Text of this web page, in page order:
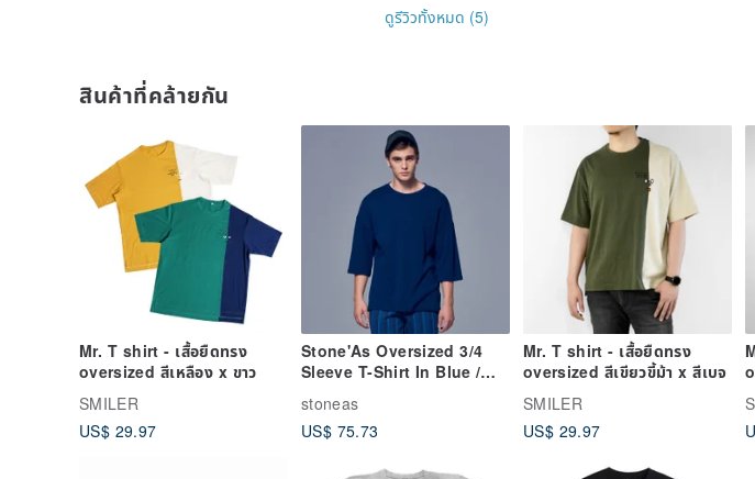
Mr. T shirt - เสื้อยืดทรง
oversized สีเหลือง x ขาว
US$ 29.97
Stone'As Oversized 3/4
Sleeve T-Shirt In Blue /
Blue Seven T-shirt
US$ 75.73
Mr. T shirt - เสื้อยืดทรง
oversized สีเขียวขี้ม้า x สีเบจ
SMILER
US$ 29.97